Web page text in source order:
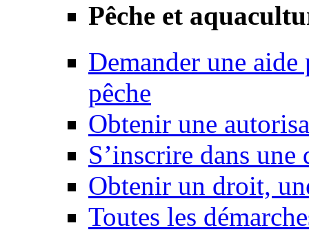
Pêche et
Demander une
pêche
Obtenir une
S’inscrire dans une
Obtenir un droit,
Toutes les